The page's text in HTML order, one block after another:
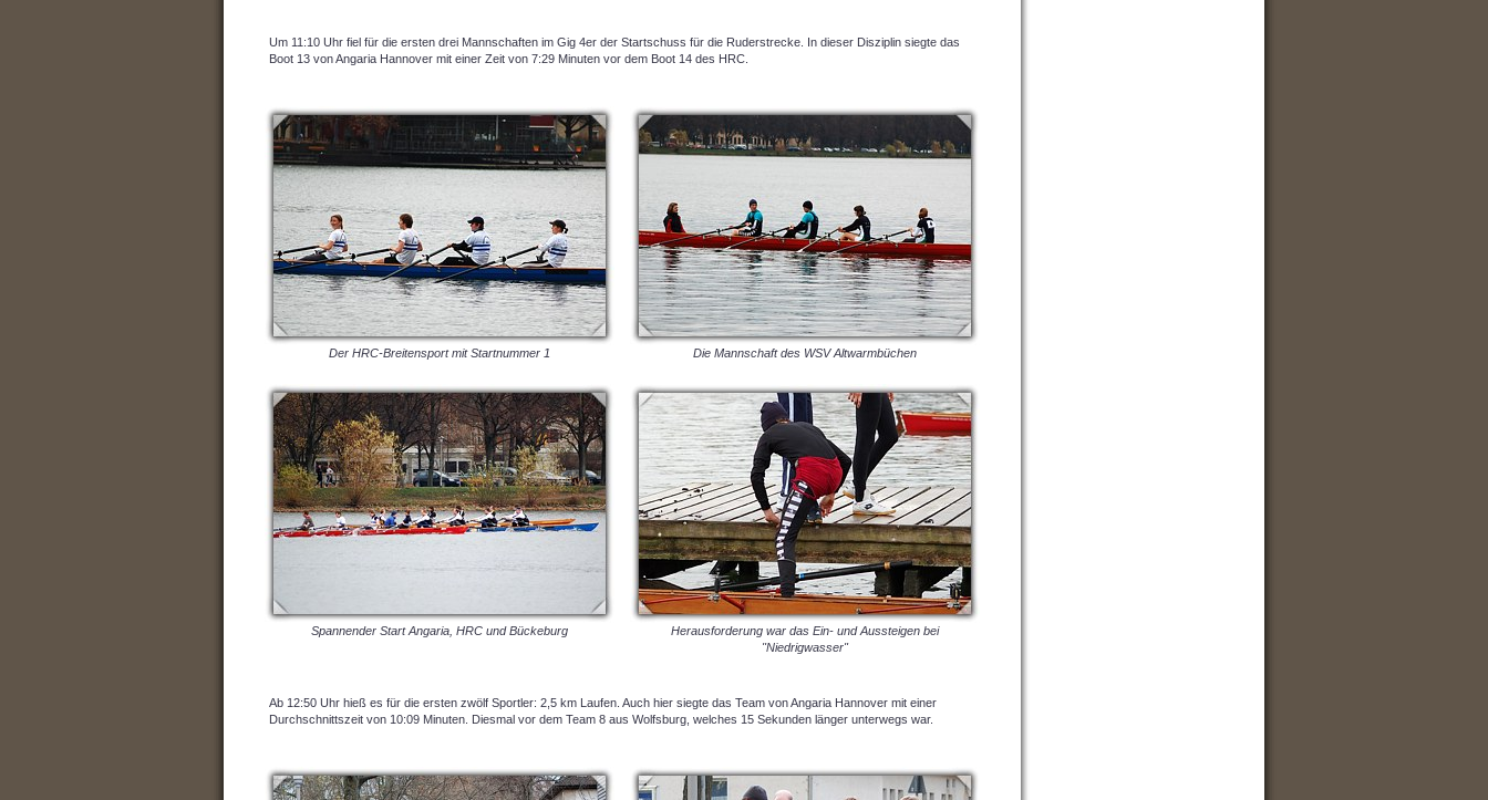
Um 11:10 Uhr fiel für die ersten drei Mannschaften im Gig 4er der Startschuss für die Ruderstrecke. In dieser Disziplin siegte das
Boot 13 von Angaria Hannover mit einer Zeit von 7:29 Minuten vor dem Boot 14 des HRC.
Der HRC-Breitensport mit Startnummer 1 Die Mannschaft des WSV Altwarmbüchen
Spannender Start Angaria, HRC und Bückeburg
Herausforderung war das Ein- und Aussteigen bei
"Niedrigwasser"
Ab 12:50 Uhr hieß es für die ersten zwölf Sportler: 2,5 km Laufen. Auch hier siegte das Team von Angaria Hannover mit einer
Durchschnittszeit von 10:09 Minuten. Diesmal vor dem Team 8 aus Wolfsburg, welches 15 Sekunden länger unterwegs war.